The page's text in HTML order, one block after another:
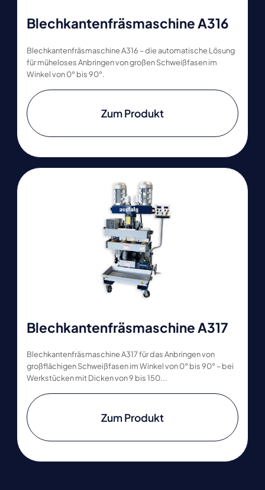
Blechkantenfräsmaschine A316
Blechkantenfräsmaschine A316 – die automatische Lösung
für müheloses Anbringen von großen Schweißfasen im
Winkel von 0° bis 90°.
Zum Produkt
Blechkantenfräsmaschine A317
Blechkantenfräsmaschine A317 für das Anbringen von
großflächigen Schweißfasen im Winkel von 0° bis 90° – bei
Werkstücken mit Dicken von 9 bis 150...
Zum Produkt